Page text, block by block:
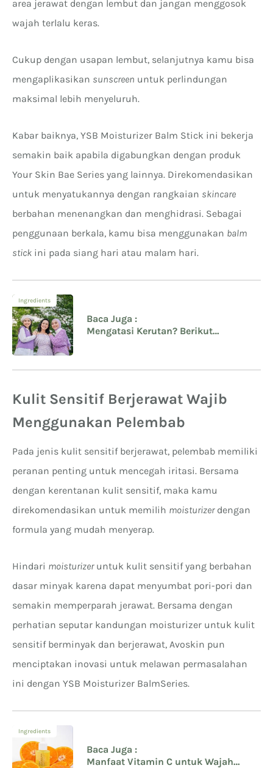
area jerawat dengan lembut dan jangan menggosok
wajah terlalu keras.
Cukup dengan usapan lembut, selanjutnya kamu bisa
mengaplikasikan sunscreen untuk perlindungan
maksimal lebih menyeluruh.
Kabar baiknya, YSB Moisturizer Balm Stick ini bekerja
semakin baik apabila digabungkan dengan produk
Your Skin Bae Series yang lainnya. Direkomendasikan
untuk menyatukannya dengan rangkaian skincare
berbahan menenangkan dan menghidrasi. Sebagai
penggunaan berkala, kamu bisa menggunakan balm
stick ini pada siang hari atau malam hari.
Ingredients
Baca Juga :
Mengatasi Kerutan? Berikut
Kulit Sensitif Berjerawat Wajib
Menggunakan Pelembab
Pada jenis kulit sensitif berjerawat, pelembab memiliki
peranan penting untuk mencegah iritasi. Bersama
dengan kerentanan kulit sensitif, maka kamu
direkomendasikan untuk memilih moisturizerdengan
formula yang mudah menyerap.
Hindari moisturizeruntuk kulit sensitif yang berbahan
dasar minyak karena dapat menyumbat pori-pori dan
semakin memperparah jerawat. Bersama dengan
perhatian seputar kandungan moisturizer untuk kulit
sensitif berminyak dan berjerawat, Avoskin pun
menciptakan inovasi untuk melawan permasalahan
ini dengan YSB Moisturizer BalmSeries.
Ingredients
Baca Juga :
Manfaat Vitamin C untuk Wajah